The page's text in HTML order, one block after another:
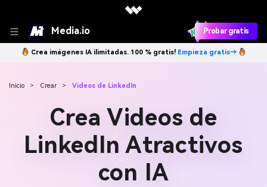
Media.io Probar gratis
Crea imágenes IA ilimitadas. 100 % gratis! Empieza gratis→
Inicio > Crear > Videos de LinkedIn
Crea Videos de
LinkedIn Atractivos
con IA